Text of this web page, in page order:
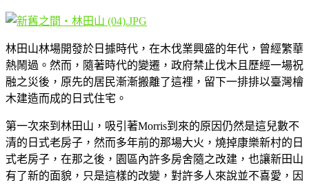
林田山林場開發於日據時代，在木伐業興盛的年代，曾經繁華
熱鬧過。然而，隨著時代的變遷，政府禁止伐木且歷經一場祝
融之災後，原先的居民漸漸搬離了這裡，留下一排排以臺灣檜
木建造而成的日式住宅。
第一次來到林田山，吸引著Morris到來的原因仍然是這兒數不
清的日式老房子，然而多年前的那場大火，燒掉康樂新村的日
式老房子，在那之後，園區內許多房舍隨之改建，也讓新田山
有了新的面貌，只是這樣的改變，對許多人來說並不喜愛，因